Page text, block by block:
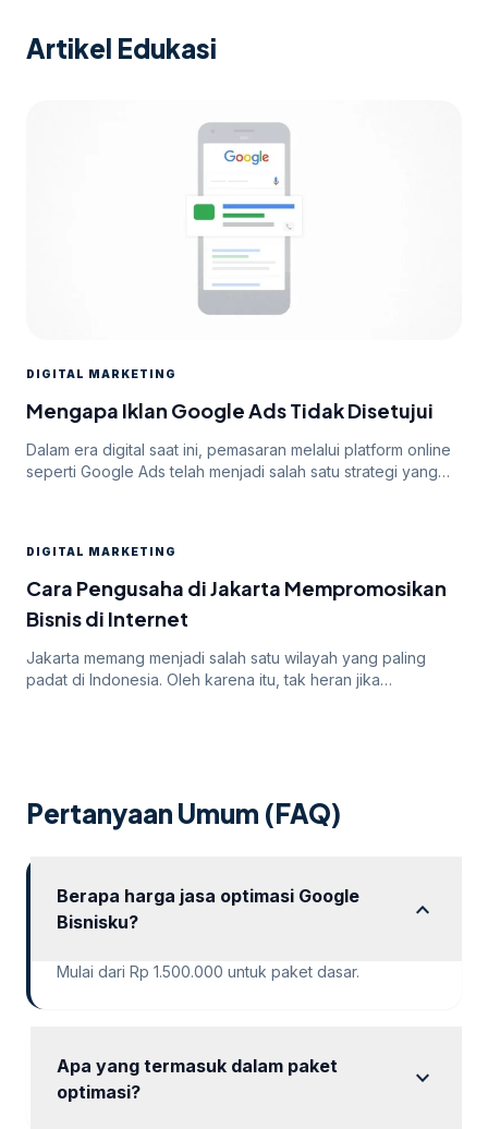
Artikel Edukasi
DIGITAL MARKETING
Mengapa Iklan Google Ads Tidak Disetujui
Dalam era digital saat ini, pemasaran melalui platform online
seperti Google Ads telah menjadi salah satu strategi yang
menghadapi tantangan dalam mendapatkan persetujuan
iklan mereka. Dalam artikel ini, kita akan membahas
mengapa […]
DIGITAL MARKETING
Cara Pengusaha di Jakarta Mempromosikan
Bisnis di Internet
Jakarta memang menjadi salah satu wilayah yang paling
padat di Indonesia. Oleh karena itu, tak heran jika
cukup? Atau […]
Pertanyaan Umum (FAQ)
Berapa harga jasa optimasi Google
Bisnisku?
expand_more
Mulai dari Rp 1.500.000 untuk paket dasar.
Apa yang termasuk dalam paket
optimasi?
expand_more